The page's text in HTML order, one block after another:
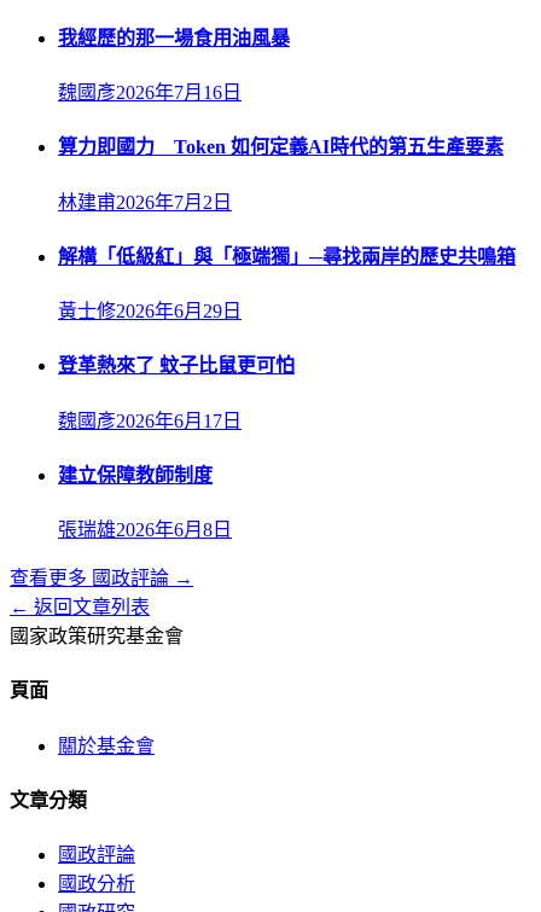
我經歷的那一場食用油風暴
魏國彥2026年7月16日
算力即國力 Token 如何定義AI時代的第五生產要素
林建甫2026年7月2日
解構「低級紅」與「極端獨」─尋找兩岸的歷史共鳴箱
黃士修2026年6月29日
登革熱來了 蚊子比鼠更可怕
魏國彥2026年6月17日
建立保障教師制度
張瑞雄2026年6月8日
查看更多 國政評論 →
← 返回文章列表
國家政策研究基金會
頁面
關於基金會
文章分類
國政評論
國政分析